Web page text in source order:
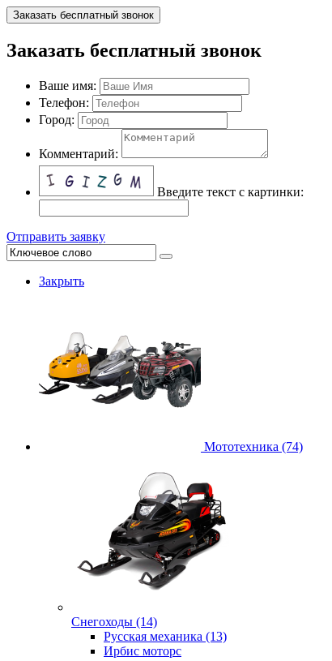
Заказать бесплатный звонок
Заказать бесплатный звонок
Ваше имя:
Телефон:
Город:
Комментарий:
Введите текст с картинки:
Отправить заявку
Закрыть
Мототехника (74)
Снегоходы (14)
Русская механика (13)
Ирбис моторс